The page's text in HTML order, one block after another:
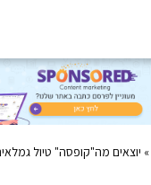
» יוצאים מה"קופסה" טיול